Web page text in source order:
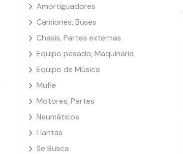
Amortiguadores
Camiones, Buses
Chasis, Partes externas
Equipo pesado, Maquinaria
Equipo de Música
Mufle
Motores, Partes
Neumáticos
Llantas
Se Busca